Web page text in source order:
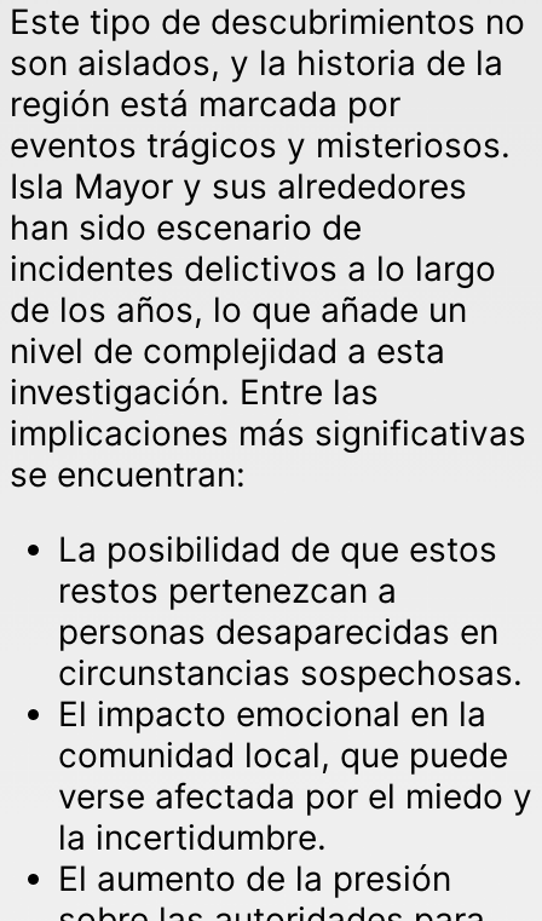
Este tipo de descubrimientos no
son aislados, y la historia de la
región está marcada por
eventos trágicos y misteriosos.
Isla Mayor y sus alrededores
han sido escenario de
incidentes delictivos a lo largo
de los años, lo que añade un
nivel de complejidad a esta
investigación. Entre las
implicaciones más significativas
se encuentran:
La posibilidad de que estos
restos pertenezcan a
personas desaparecidas en
circunstancias sospechosas.
El impacto emocional en la
comunidad local, que puede
verse afectada por el miedo y
la incertidumbre.
El aumento de la presión